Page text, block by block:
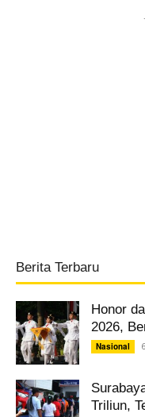
Berita Terbaru
Honor
2026,
Nasional
Triliun,